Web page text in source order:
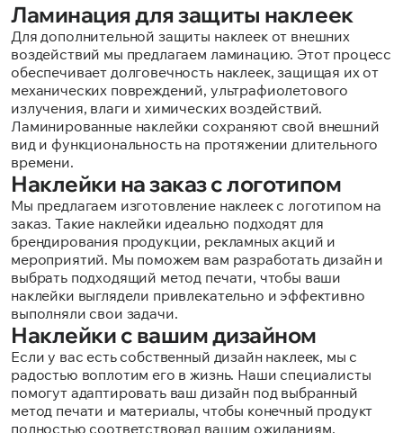
Ламинация для защиты наклеек
Для дополнительной защиты наклеек от внешних
воздействий мы предлагаем ламинацию. Этот процесс
обеспечивает долговечность наклеек, защищая их от
механических повреждений, ультрафиолетового
излучения, влаги и химических воздействий.
Ламинированные наклейки сохраняют свой внешний
вид и функциональность на протяжении длительного
времени.
Наклейки на заказ с логотипом
Мы предлагаем изготовление наклеек с логотипом на
заказ. Такие наклейки идеально подходят для
брендирования продукции, рекламных акций и
мероприятий. Мы поможем вам разработать дизайн и
выбрать подходящий метод печати, чтобы ваши
наклейки выглядели привлекательно и эффективно
выполняли свои задачи.
Наклейки с вашим дизайном
Если у вас есть собственный дизайн наклеек, мы с
радостью воплотим его в жизнь. Наши специалисты
помогут адаптировать ваш дизайн под выбранный
метод печати и материалы, чтобы конечный продукт
полностью соответствовал вашим ожиданиям.